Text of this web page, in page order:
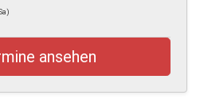
ansehen